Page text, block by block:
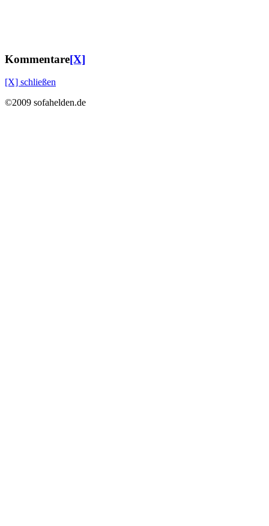
Kommentare[X]
[X] schließen
©2009 sofahelden.de